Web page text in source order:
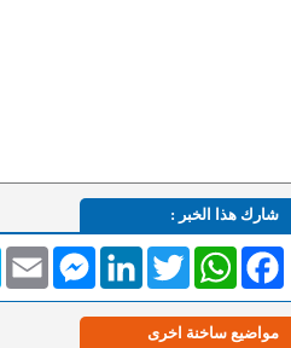
شارك هذا الخبر :
Email
MessengerLinkedInTwitterWhatsAppFacebook
مواضيع ساخنة اخرى